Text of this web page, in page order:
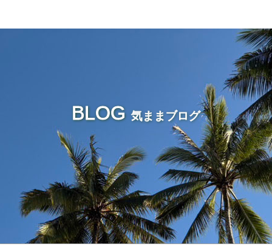
BLOG気ままブログ